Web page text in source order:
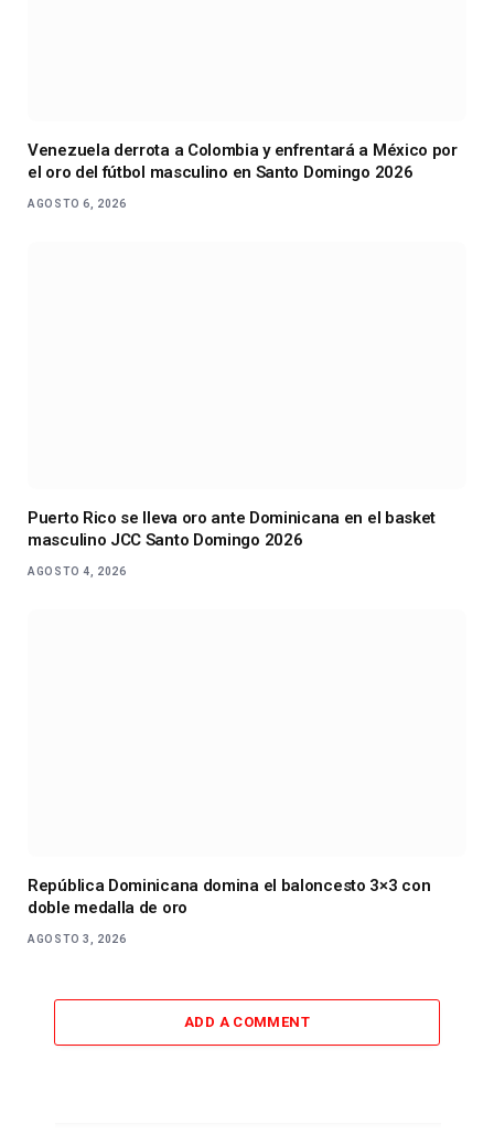
Venezuela derrota a Colombia y enfrentará a México por
el oro del fútbol masculino en Santo Domingo 2026
AGOSTO 6, 2026
Puerto Rico se lleva oro ante Dominicana en el basket
masculino JCC Santo Domingo 2026
AGOSTO 4, 2026
República Dominicana domina el baloncesto 3×3 con
doble medalla de oro
AGOSTO 3, 2026
ADD A COMMENT